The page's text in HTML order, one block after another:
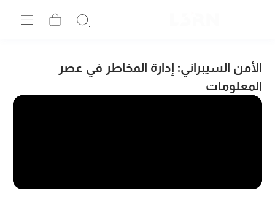
الأمن السيبراني: إدارة المخاطر في عصر
المعلومات